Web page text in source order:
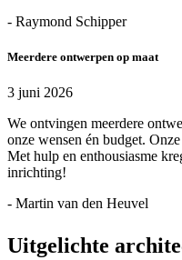
- Raymond Schipper
Meerdere ontwerpen op maat
3 juni 2026
We ontvingen meerdere
onze wensen én budget.
Met hulp en enthousiasme
inrichting!
- Martin van den Heuvel
Uitgelichte